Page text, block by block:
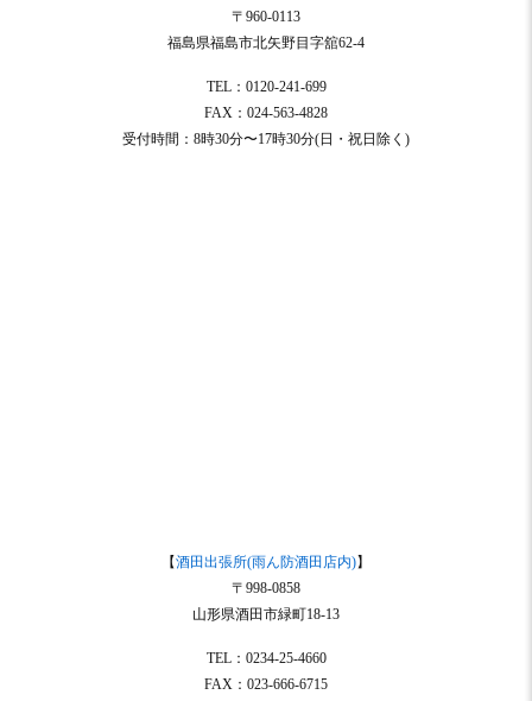
〒960-0113
福島県福島市北矢野目字舘62-4
TEL：0120-241-699
FAX：024-563-4828
受付時間：8時30分〜17時30分(日・祝日除く)
【酒田出張所(雨ん防酒田店内)】
〒998-0858
山形県酒田市緑町18-13
TEL：0234-25-4660
FAX：023-666-6715